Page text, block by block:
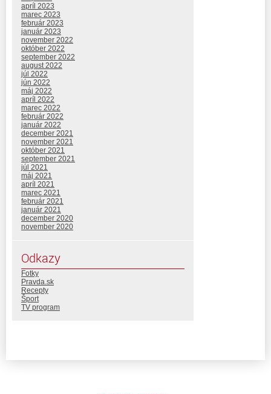
apríl 2023
marec 2023
február 2023
január 2023
november 2022
október 2022
september 2022
august 2022
júl 2022
jún 2022
máj 2022
apríl 2022
marec 2022
február 2022
január 2022
december 2021
november 2021
október 2021
september 2021
júl 2021
máj 2021
apríl 2021
marec 2021
február 2021
január 2021
december 2020
november 2020
Odkazy
Fotky
Pravda.sk
Recepty
Šport
TV program